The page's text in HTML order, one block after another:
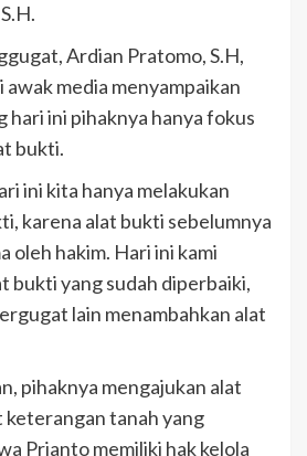
Ardian Pratomo, S.H,
media menyampaikan
hari ini pihaknya hanya fokus
bukti.
ini kita hanya melakukan
karena alat bukti sebelumnya
oleh hakim. Hari ini kami
bukti yang sudah diperbaiki,
lain menambahkan alat
pihaknya mengajukan alat
tanah yang
Prianto memiliki hak kelola